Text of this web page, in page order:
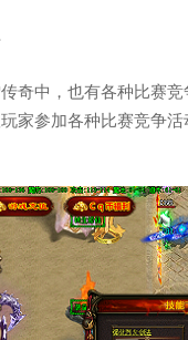
奇中，也有各种比赛
家参加各种比赛竞争